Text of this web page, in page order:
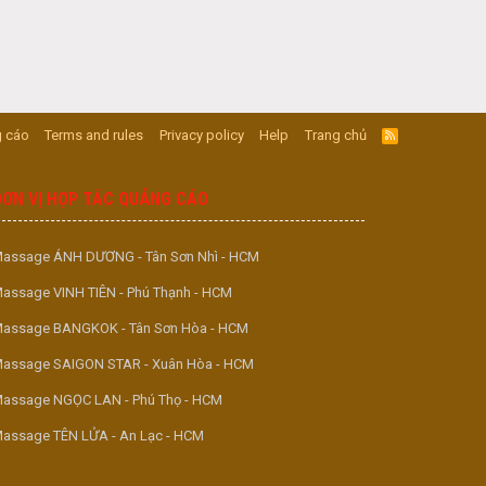
cáo Terms and rules Privacy policy Help Trang chủ
R
S
VỊ HỢP TÁC QUẢNG CÁO
ÁNH DƯƠNG - Tân Sơn Nhì - HCM
VINH TIÊN - Phú Thạnh - HCM
BANGKOK - Tân Sơn Hòa - HCM
SAIGON STAR - Xuân Hòa - HCM
NGỌC LAN - Phú Thọ - HCM
TÊN LỬA - An Lạc - HCM